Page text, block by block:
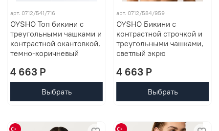
арт. 0712/541/716
OYSHO Топ бикини с
треугольными чашками и
контрастной окантовкой,
темно-коричневый
4 663 P
Выбрать
арт. 0712/584/959
OYSHO Бикини с
контрастной строчкой и
треугольными чашками,
светлый экрю
4 663 P
Выбрать